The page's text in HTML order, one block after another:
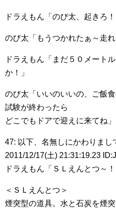
ドラえもん「のび太、起きろ！
のび太「もうつかれたぁ～走れ
ドラえもん「まだ５０メート
か！」
のび太「いいのいいの、ご飯
試験が終わったら
どこでもドアで迎えに来てね」
47: 以下、名無しにかわりまし
2011/12/17(土) 21:31:19.23
ドラえもん「ＳＬえんとつ～！
＜ＳＬえんとつ＞
煙突型の道具。水と石炭を煙